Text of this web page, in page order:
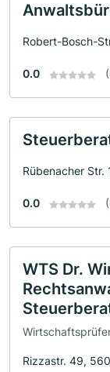
Robert-Bosch-
0.0
Rübenacher Str.
0.0
WTS Dr.
Rizzastr. 49,